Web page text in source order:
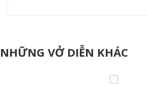
NHỮNG VỞ DIỄN KHÁC